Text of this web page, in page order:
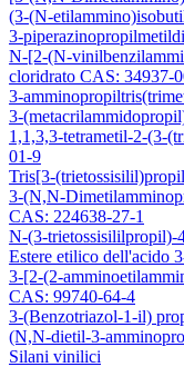
(3-(N-
3-
N-[2-(N-
cloridrato CAS: 34937-
3-
3-
1,1,3,3-tetrametil-2-(3-
01-9
Tris[3-
3-(N,N-
CAS: 224638-27-1
N-(3-trietossisililpropil)-
Estere etilico dell'acido
3-[2-(2-
CAS: 99740-64-4
3-(Benzotriazol-1-il)
(N,N-dietil-3-
Silani vinilici